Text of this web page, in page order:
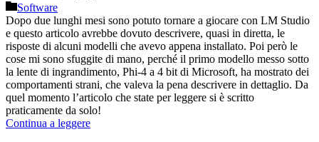
Software
Dopo due lunghi mesi sono potuto tornare a giocare con LM Studio
e questo articolo avrebbe dovuto descrivere, quasi in diretta, le
risposte di alcuni modelli che avevo appena installato. Poi però le
cose mi sono sfuggite di mano, perché il primo modello messo sotto
la lente di ingrandimento, Phi-4 a 4 bit di Microsoft, ha mostrato dei
comportamenti strani, che valeva la pena descrivere in dettaglio. Da
quel momento l’articolo che state per leggere si è scritto
praticamente da solo!
Continua a leggere